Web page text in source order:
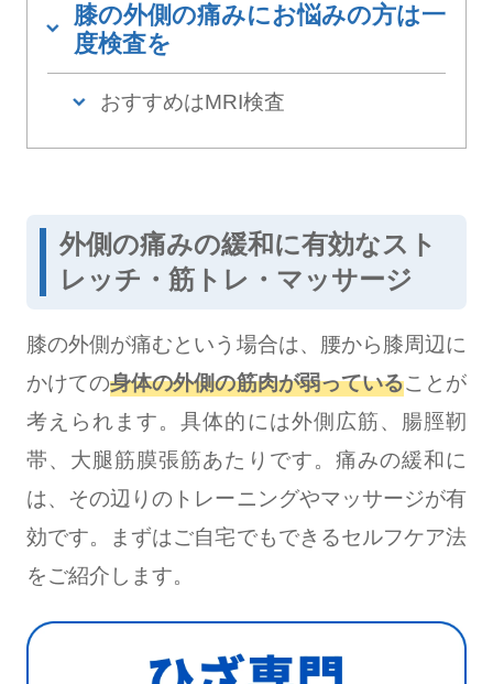
膝の外側の痛みにお悩みの方は一
度検査を
おすすめはMRI検査
外側の痛みの緩和に有効なスト
レッチ・筋トレ・マッサージ
膝の外側が痛むという場合は、腰から膝周辺に
かけての身体の外側の筋肉が弱っていることが
考えられます。具体的には外側広筋、腸脛靭
帯、大腿筋膜張筋あたりです。痛みの緩和に
は、その辺りのトレーニングやマッサージが有
効です。まずはご自宅でもできるセルフケア法
をご紹介します。